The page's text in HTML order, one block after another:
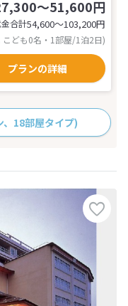
～51,600円
合計54,600〜103,200円
こども0名・1部屋/1泊2日)
プランの詳細
、18部屋タイプ)